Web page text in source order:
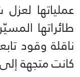
عملياتها
ناقلة وقود
كانت متجهة